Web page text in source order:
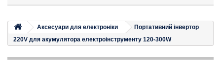
Аксесуари для електроніки
Портативний інвертор
220V для акумулятора електроінструменту 120-300W